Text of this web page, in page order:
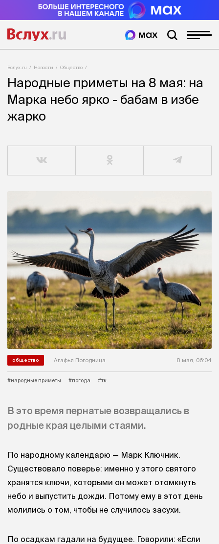
Вслух.ru Новости Общество
Народные приметы на 8 мая: на
Марка небо ярко - бабам в избе
жарко
общество Агафья Погодница 8 мая, 06:04
#народные приметы #погода #тк
В это время пернатые возвращались в
родные края целыми стаями.
По народному календарю — Марк Ключник.
Существовало поверье: именно у этого святого
хранятся ключи, которыми он может отомкнуть
небо и выпустить дожди. Потому ему в этот день
молились о том, чтобы не случилось засухи.
По осадкам гадали на будущее. Говорили: «Если